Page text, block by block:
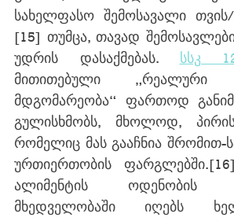
სახელფასო შემოსავალი
[15] თუმცა, თავად
უდრის დასაქმებას. სსკ
მითითებული „რეალური
მდგომარეობა“ ფართოდ
გულისხმობს, მხოლოდ,
რომელიც მას გააჩნია შრომით-
ურთიერთობის ფარგლებში.[16]
ალიმენტის ოდენობის
მხედველობაში იღებს